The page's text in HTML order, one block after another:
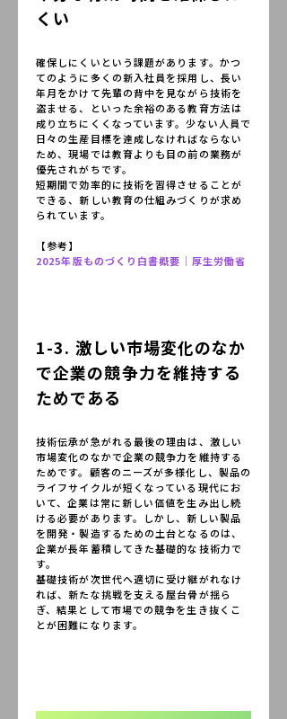
くい
確保しにくいという課題があります。かつ
てのように多くの新入社員を採用し、長い
年月をかけて先輩の背中を見ながら技術を
盗ませる、といった余裕のある教育方法は
成り立ちにくくなっています。少ない人員で
日々の生産目標を達成しなければならない
ため、現場では教育よりも目の前の業務が
優先されがちです。
短期間で効率的に技術を習得させることが
できる、新しい教育の仕組みづくりが求め
られています。
【参考】
2025年版ものづくり白書概要｜厚生労働省
1-3. 激しい市場変化のなか
で企業の競争力を維持する
ためである
技術伝承が急がれる最後の理由は、激しい
市場変化のなかで企業の競争力を維持する
ためです。顧客のニーズが多様化し、製品の
ライフサイクルが短くなっている現代にお
いて、企業は常に新しい価値を生み出し続
ける必要があります。しかし、新しい製品
を開発・製造するための土台となるのは、
企業が長年蓄積してきた基礎的な技術力で
す。
基礎技術が次世代へ適切に受け継がれなけ
れば、新たな挑戦を支える屋台骨が揺ら
ぎ、結果として市場での競争を生き抜くこ
とが困難になります。